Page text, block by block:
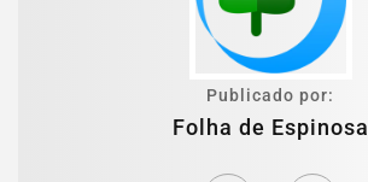
Publicado por:
Folha de Espinosa